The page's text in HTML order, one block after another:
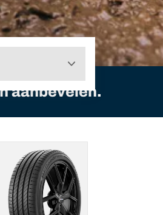
aanbevelen.